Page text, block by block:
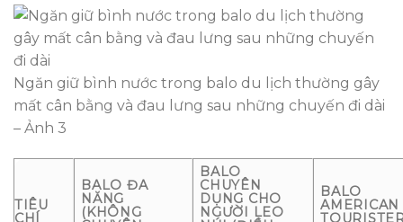
Ngăn giữ bình nước trong balo du lịch thường gây
mất cân bằng và đau lưng sau những chuyến đi dài
– Ảnh 3
TIÊU
CHÍ
BALO ĐA
NĂNG
(KHÔNG
BALO
CHUYÊN
DỤNG CHO
NGƯỜI LEO
BALO
AMERICAN